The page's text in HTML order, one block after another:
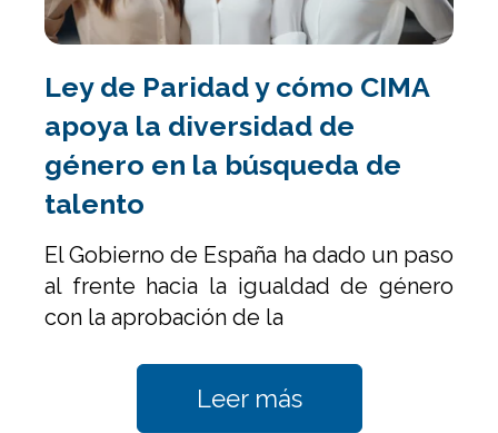
Ley de Paridad y cómo CIMA
apoya la diversidad de
género en la búsqueda de
talento
El Gobierno de España ha dado un paso
al frente hacia la igualdad de género
con la aprobación de la
Leer más